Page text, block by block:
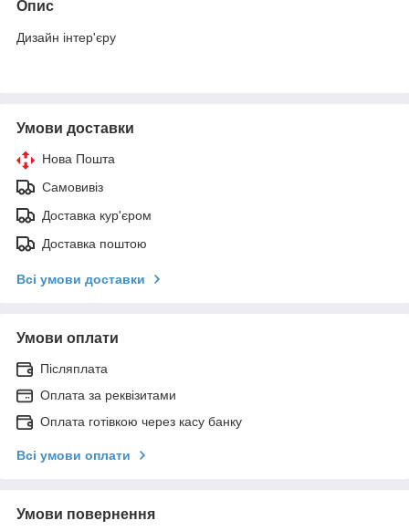
Опис
Дизайн інтер'єру
Умови доставки
Нова Пошта
Самовивіз
Доставка кур'єром
Доставка поштою
Всі умови доставки
Умови оплати
Післяплата
Оплата за реквізитами
Оплата готівкою через касу банку
Всі умови оплати
Умови повернення